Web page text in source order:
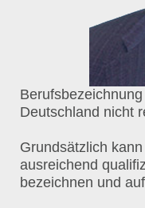
Berufsbezeichnung
Deutschland nicht
Grundsätzlich
ausreichend
bezeichnen und